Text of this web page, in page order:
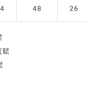
48 26
鬆